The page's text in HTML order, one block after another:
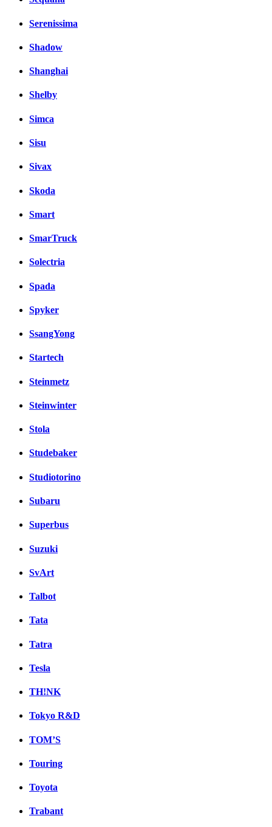
Serenissima
Shadow
Shanghai
Shelby
Simca
Sisu
Sivax
Skoda
Smart
SmarTruck
Solectria
Spada
Spyker
SsangYong
Startech
Steinmetz
Steinwinter
Stola
Studebaker
Studiotorino
Subaru
Superbus
Suzuki
SvArt
Talbot
Tata
Tatra
Tesla
TH!NK
Tokyo R&D
TOM’S
Touring
Toyota
Trabant